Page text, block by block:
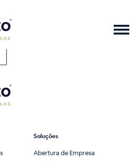
Soluções
Abertura de Empresa